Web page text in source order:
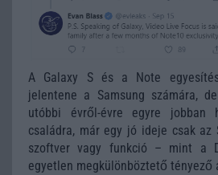
A Galaxy S és a Note
jelentene a Samsung számára,
utóbbi évről-évre egyre jobban
családra, már egy jó ideje csak az
szoftver vagy funkció – mint a
egyetlen megkülönböztető tényező